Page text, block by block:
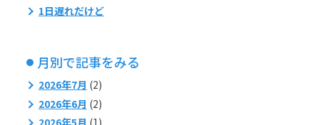
1日遅れだけど
月別で記事をみる
2026年7月 (2)
2026年6月 (2)